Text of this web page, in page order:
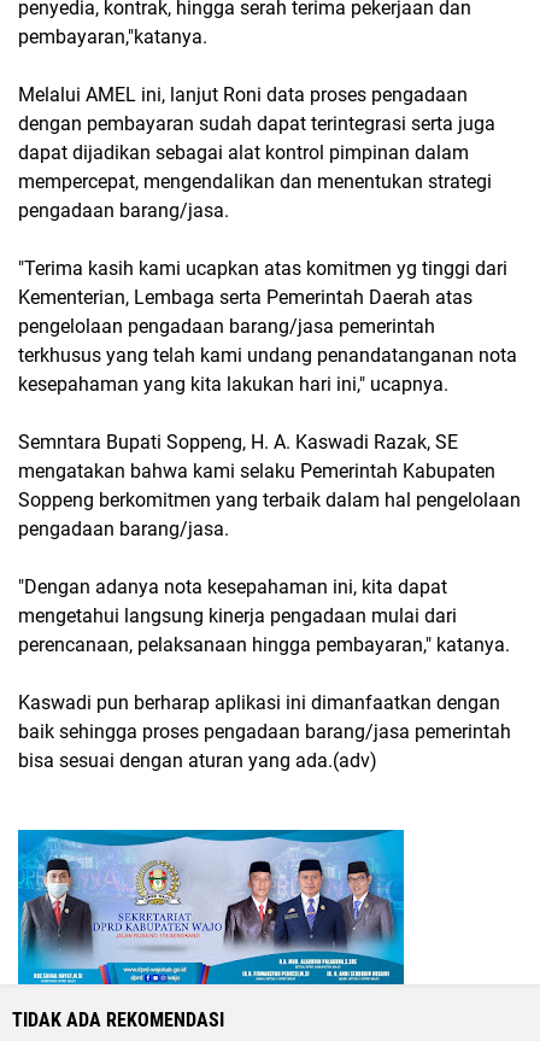
penyedia, kontrak, hingga serah terima pekerjaan dan
pembayaran,"katanya.
Melalui AMEL ini, lanjut Roni data proses pengadaan
dengan pembayaran sudah dapat terintegrasi serta juga
dapat dijadikan sebagai alat kontrol pimpinan dalam
mempercepat, mengendalikan dan menentukan strategi
pengadaan barang/jasa.
"Terima kasih kami ucapkan atas komitmen yg tinggi dari
Kementerian, Lembaga serta Pemerintah Daerah atas
pengelolaan pengadaan barang/jasa pemerintah
terkhusus yang telah kami undang penandatanganan nota
kesepahaman yang kita lakukan hari ini," ucapnya.
Semntara Bupati Soppeng, H. A. Kaswadi Razak, SE
mengatakan bahwa kami selaku Pemerintah Kabupaten
Soppeng berkomitmen yang terbaik dalam hal pengelolaan
pengadaan barang/jasa.
"Dengan adanya nota kesepahaman ini, kita dapat
mengetahui langsung kinerja pengadaan mulai dari
perencanaan, pelaksanaan hingga pembayaran," katanya.
Kaswadi pun berharap aplikasi ini dimanfaatkan dengan
baik sehingga proses pengadaan barang/jasa pemerintah
bisa sesuai dengan aturan yang ada.(adv)
TIDAK ADA REKOMENDASI